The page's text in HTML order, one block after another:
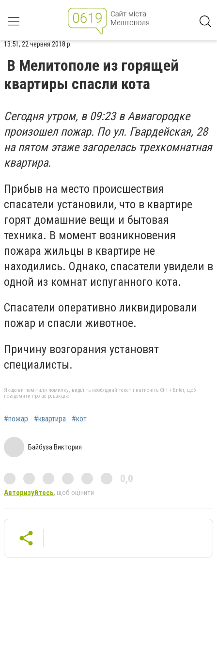
13:51, 22 червня 2018 р.
В Мелитополе из горящей
квартиры спасли кота
Сегодня утром, в 09:23 в Авиагородке
произошел пожар. По ул. Гвардейская, 28
на пятом этаже загорелась трехкомнатная
квартира.
Прибыв на место происшествия
спасатели установили, что в квартире
горят домашние вещи и бытовая
техника. В момент возникновения
пожара жильцы в квартире не
находились. Однако, спасатели увидели в
одной из комнат испуганного кота.
Спасатели оперативно ликвидировали
пожар и спасли животное.
Причину возгорания установят
специалисты.
Якщо ви помітили помилку, виділіть необхідний текст і натисніть Ctrl + Enter, щоб
повідомити про це редакцію
#пожар #квартира #кот
Байбуза Виктория
0,0
Авторизуйтесь, щоб оцінити